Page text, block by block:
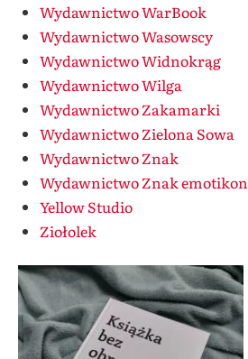
Wydawnictwo WarBook
Wydawnictwo Wasowscy
Wydawnictwo Widnokrąg
Wydawnictwo Wilga
Wydawnictwo Zakamarki
Wydawnictwo Zielona Sowa
Wydawnictwo Znak
Wydawnictwo Znak emotikon
Yellow Studio
Ziołolek